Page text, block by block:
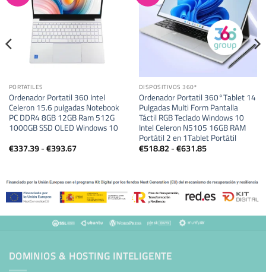
PORTATILES
Ordenador Portatil 360 Intel
Celeron 15.6 pulgadas Notebook
PC DDR4 8GB 12GB Ram 512G
1000GB SSD OLED Windows 10
€337.39-€393.67Rango
€337.39
hasta
€393.67
DISPOSITIVOS 360º
Ordenador Portatil 360°Tablet 14
Pulgadas Multi Form Pantalla
Táctil RGB Teclado Windows 10
Intel Celeron N5105 16GB RAM
Portátil 2 en 1Tablet Portátil
€518.82-€631.85Rango
de
€518.82
hasta
€631.85
DOMINIOS & HOSTING INTELIGENTE